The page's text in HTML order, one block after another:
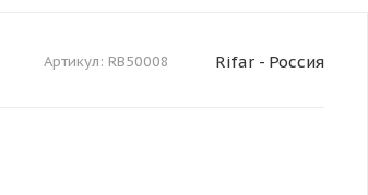
Артикул: RB50008 Rifar - Россия